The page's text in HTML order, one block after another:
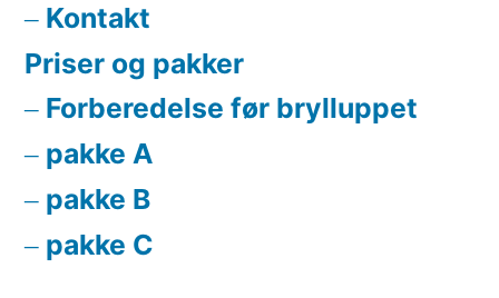
Kontakt
Priser og pakker
Forberedelse før brylluppet
pakke A
pakke B
pakke C